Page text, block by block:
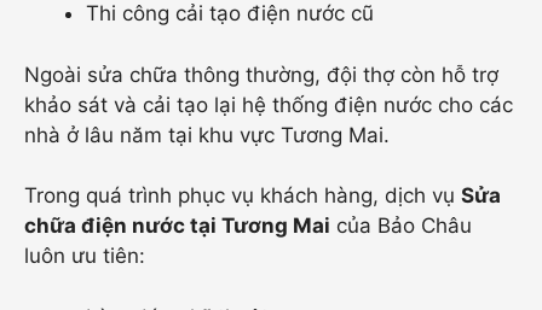
Thi công cải tạo điện nước cũ
Ngoài sửa chữa thông thường, đội thợ còn hỗ trợ
khảo sát và cải tạo lại hệ thống điện nước cho các
nhà ở lâu năm tại khu vực Tương Mai.
Trong quá trình phục vụ khách hàng, dịch vụ Sửa
chữa điện nước tại Tương Mai của Bảo Châu
luôn ưu tiên: